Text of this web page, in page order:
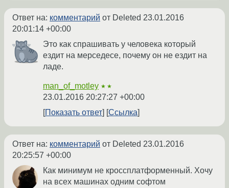
Ответ на: комментарий от Deleted 23.01.2016
20:01:14 +00:00
Это как спрашивать у человека который
ездит на мерседесе, почему он не ездит на
ладе.
man_of_motley ★★
23.01.2016 20:27:27 +00:00
Показать ответ
Ссылка
Ответ на: комментарий от Deleted 23.01.2016
20:25:57 +00:00
Как минимум не кроссплатформенный. Хочу
на всех машинах одним софтом